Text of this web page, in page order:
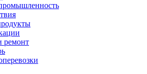
ремонт